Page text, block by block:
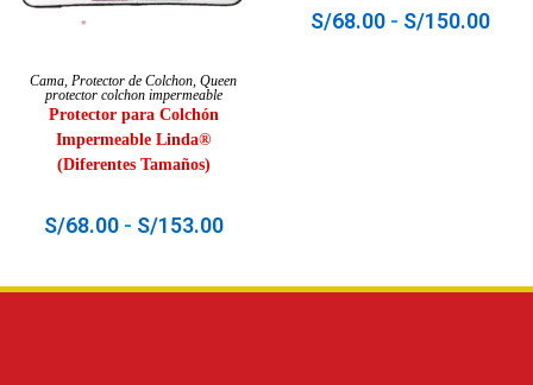
SELECCIONAR OPCIONES
Cama, Protector de Colchon, Queen
protector colchon impermeable
Protector para Colchón
Impermeable Linda®
(Diferentes Tamaños)
S/68.00 - S/153.00
S/68.00 - S/150.00